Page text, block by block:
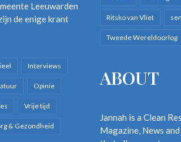
Leeuwarden
de enige krant
Interviews
Opinie
Vrije tijd
& Gezondheid
Ritsko van Vliet
Tweede Wereldoorlog
ABOUT
Jannah is a Clean
Magazine, News